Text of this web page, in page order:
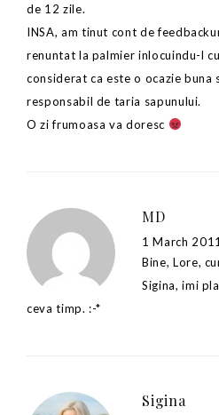
de 12 zile.
INSA, am tinut cont de
renuntat la palmier inlocuindu-l
considerat ca este o ocazie buna
responsabil de taria sapunului.
O zi frumoasa va doresc
MD
1 March 2011
Bine, Lore,
Sigina, imi
ceva timp. :-*
Sigina